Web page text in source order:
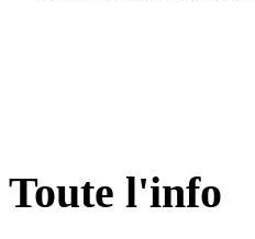
Toute l'info